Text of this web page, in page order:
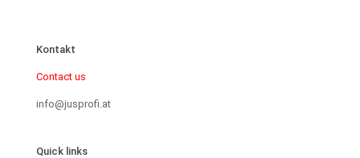
Kontakt
Contact us
info@jusprofi.at
Quick links